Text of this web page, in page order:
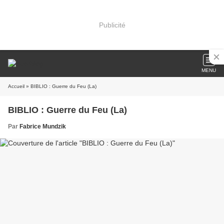
Publicité
MENU
Accueil » BIBLIO : Guerre du Feu (La)
BIBLIO : Guerre du Feu (La)
Par Fabrice Mundzik